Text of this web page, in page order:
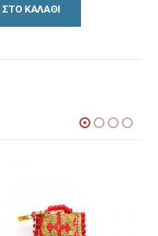
ΚΑΛΆΘΙ